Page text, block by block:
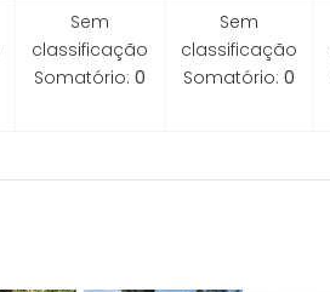
Sem
classificação
Somatório: 0
Sem
classificação
Somatório: 0